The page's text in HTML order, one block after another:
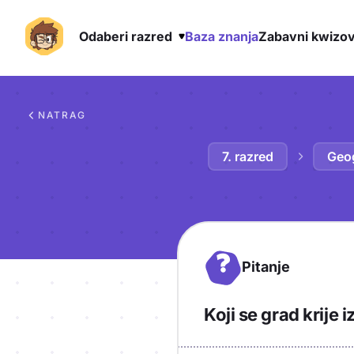
Odaberi razred Baza znanjaZabavni
NATRAG
7. razred
? Pitanje
Koji se grad krije